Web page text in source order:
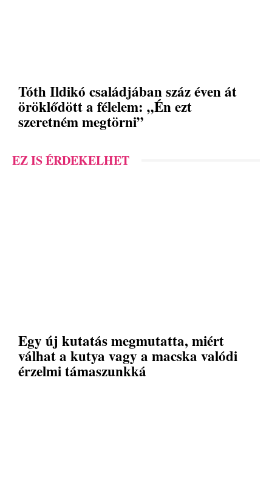
Tóth Ildikó családjában száz éven át
öröklődött a félelem: „Én ezt
szeretném megtörni”
EZ IS ÉRDEKELHET
Egy új kutatás megmutatta, miért
válhat a kutya vagy a macska valódi
érzelmi támaszunkká